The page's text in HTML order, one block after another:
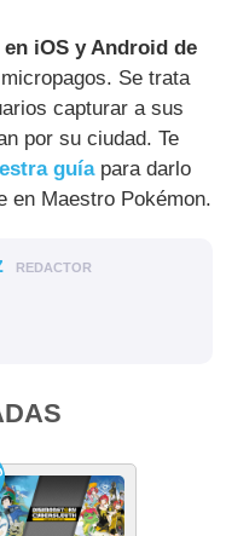
iOS y Android de
Se trata
capturar a sus
por su ciudad. Te
guíapara darlo
en Maestro Pokémon.
REDACTOR